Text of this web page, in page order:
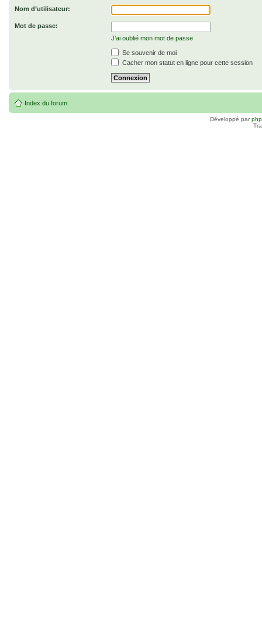
Nom d’utilisateur:
Mot de passe:
J’ai oublié mon mot de passe
Se souvenir de moi
Cacher mon statut en ligne pour cette session
Index du forum
Développé par